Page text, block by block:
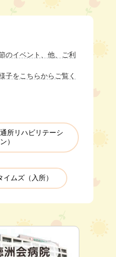
のイベント、他、ご利
子をこちらからご覧く
所リハビリテーシ
）
ムズ（入所）